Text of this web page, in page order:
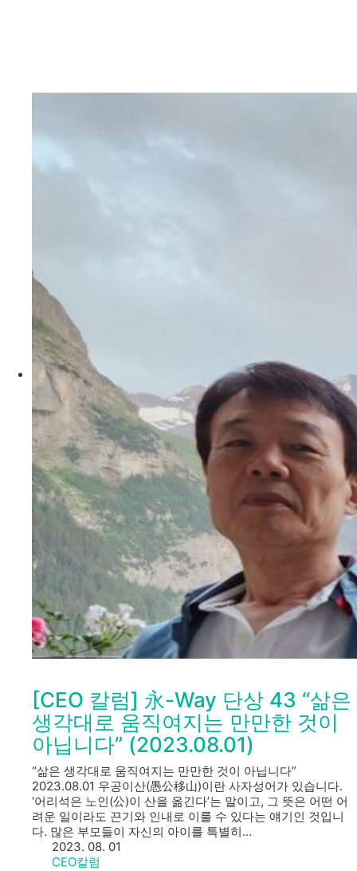
[CEO 칼럼] 永-Way 단상 43 “삶은
생각대로 움직여지는 만만한 것이
아닙니다” (2023.08.01)
“삶은 생각대로 움직여지는 만만한 것이 아닙니다”
2023.08.01 우공이산(愚公移山)이란 사자성어가 있습니다.
‘어리석은 노인(公)이 산을 옮긴다’는 말이고, 그 뜻은 어떤 어
려운 일이라도 끈기와 인내로 이룰 수 있다는 얘기인 것입니
다. 많은 부모들이 자신의 아이를 특별히…
2023. 08. 01
CEO칼럼